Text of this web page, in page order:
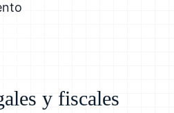
y fiscales